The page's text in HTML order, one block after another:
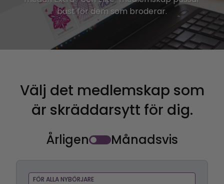
bäst för dem som broderar.
Välj det medlemskap som
är skräddarsytt för dig.
Årligen Månadsvis
FÖR ALLA NYBÖRJARE